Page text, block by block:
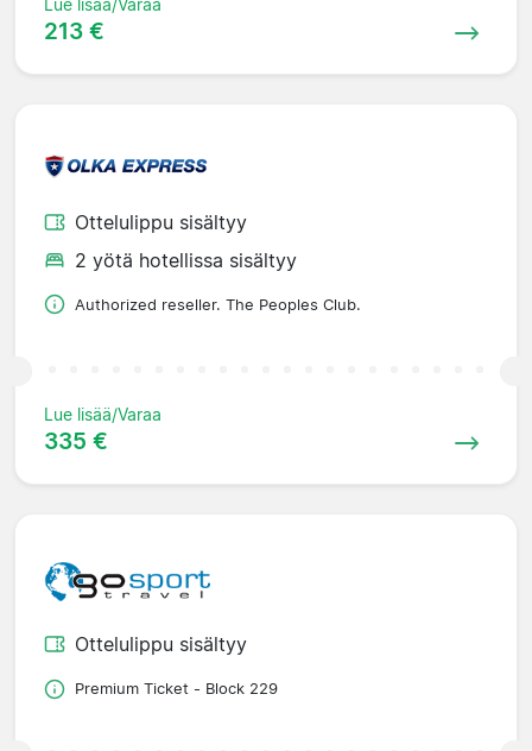
213 €
Ottelulippu sisältyy
2 yötä hotellissa sisältyy
Authorized reseller. The Peoples Club.
Lue lisää/Varaa
335 €
Ottelulippu sisältyy
Premium Ticket - Block 229